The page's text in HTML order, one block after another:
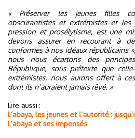
« Préserver les jeunes filles
obscurantistes et extrémistes et
pression et prosélytisme, est une
devons assurer en recourant à
conformes à nos idéaux républicains »
nous nous écartons des
République, sous prétexte que
extrémistes, nous aurons offert à
dont ils n’auraient jamais rêvé. »
Lire aussi :
L’abaya, les jeunes et l’autorité :
L’abaya et ses impensés